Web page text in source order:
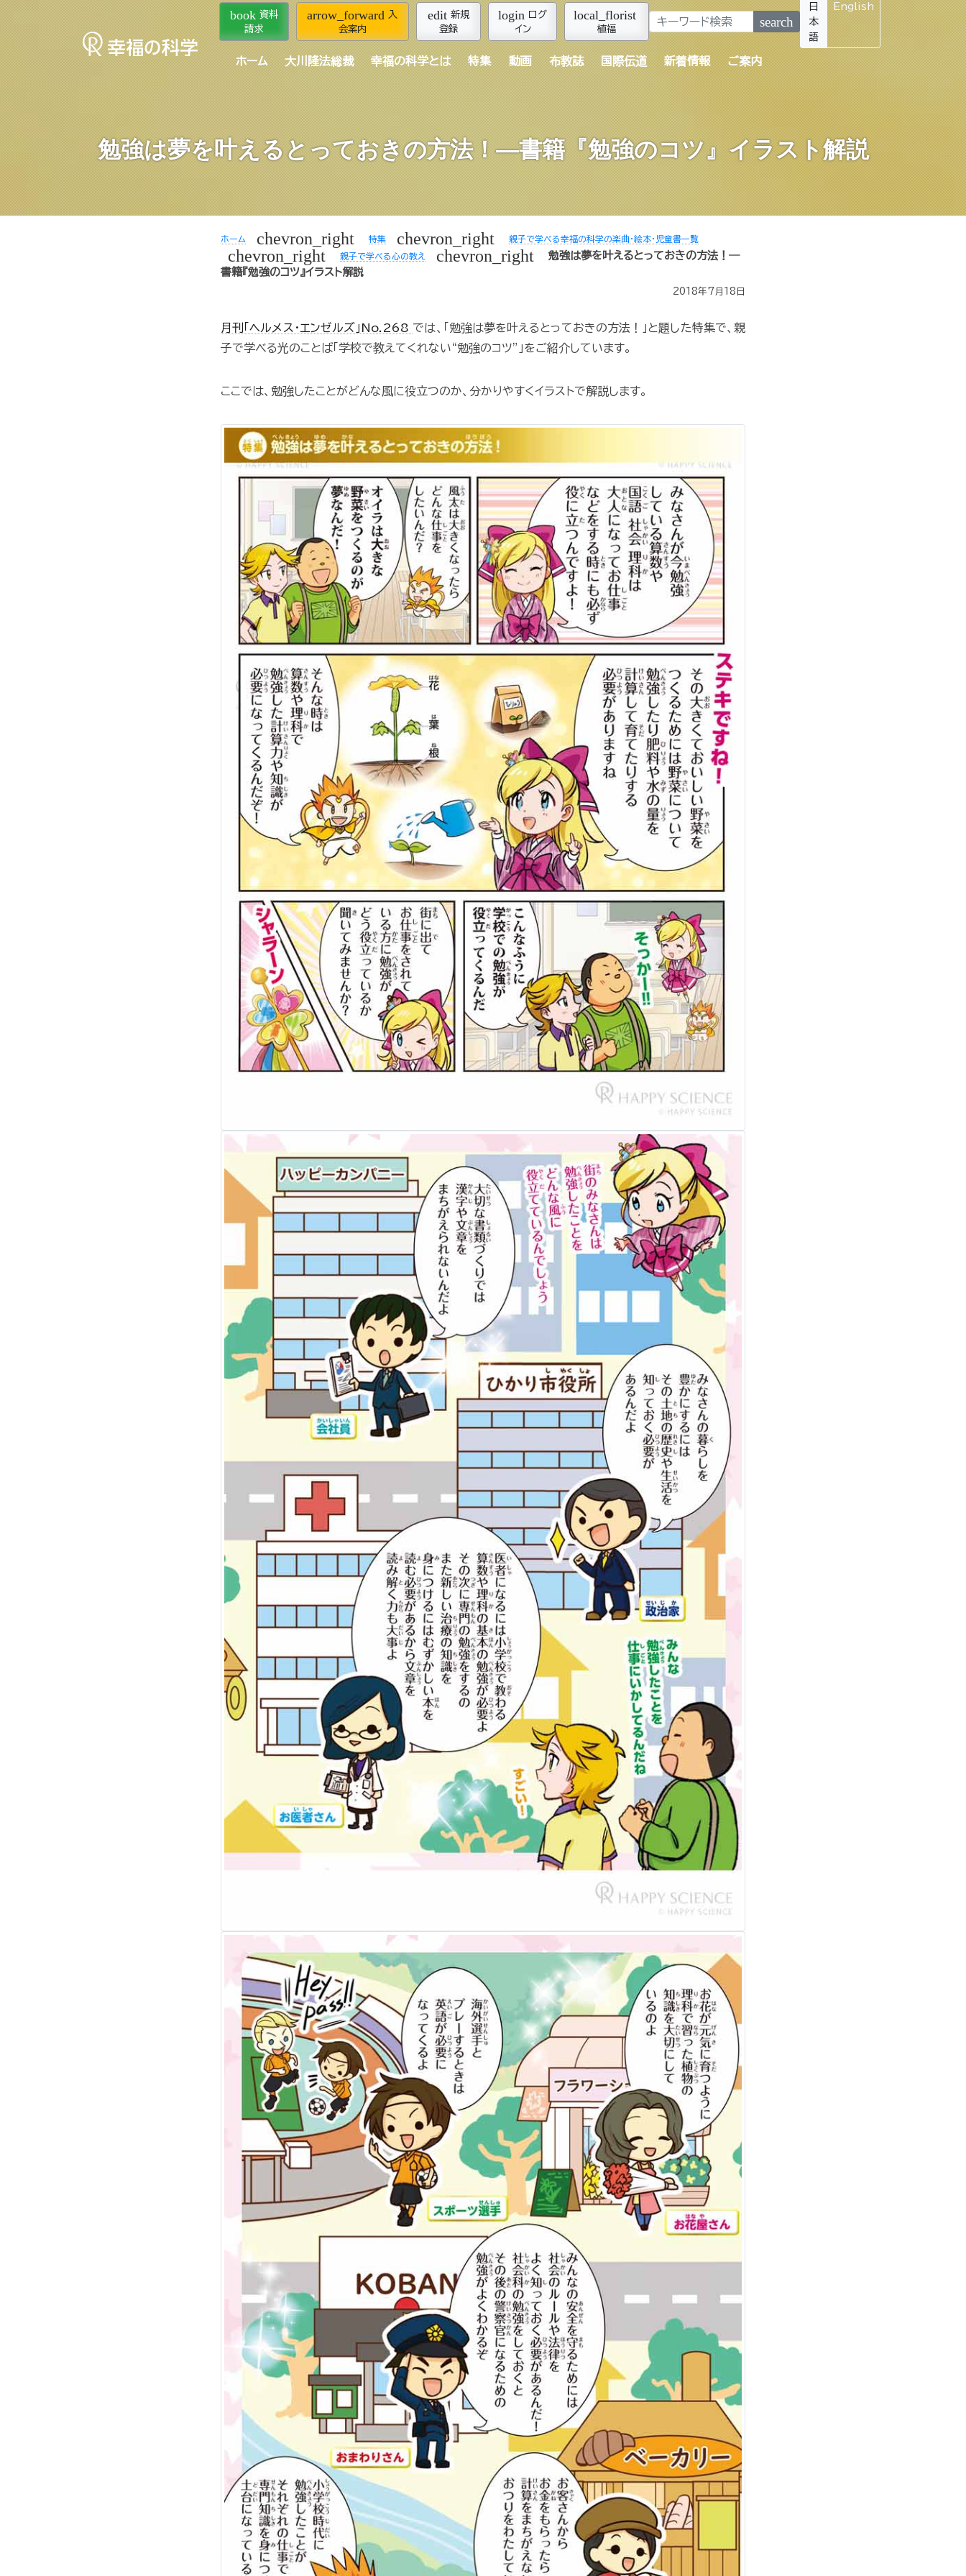
book 資料
請求
arrow_forward 入
会案内
edit 新規
登録
login ログ
イン
local_florist
植福 search
日
本
語
English
ホーム 大川隆法総裁 幸福の科学とは 特集 動画 布教誌 国際伝道 新着情報 ご案内
勉強は夢を叶えるとっておきの方法！―書籍『勉強のコツ』イラスト解説
ホーム chevron_right 特集 chevron_right 親子で学べる幸福の科学の楽曲・絵本・児童書一覧
chevron_right 親子で学べる心の教え chevron_right
勉強は夢を叶えるとっておきの方法！―
書籍『勉強のコツ』イラスト解説
2018年7月18日
月刊「ヘルメス・エンゼルズ」No.268 では、「勉強は夢を叶えるとっておきの方法！」と題した特集で、親
子で学べる光のことば「学校で教えてくれない“勉強のコツ”」をご紹介しています。
ここでは、勉強したことがどんな風に役立つのか、分かりやすくイラストで解説します。